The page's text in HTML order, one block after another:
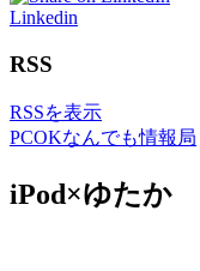
Linkedin
RSS
RSSを表示
PCOKなんでも情報局
iPod×ゆたか